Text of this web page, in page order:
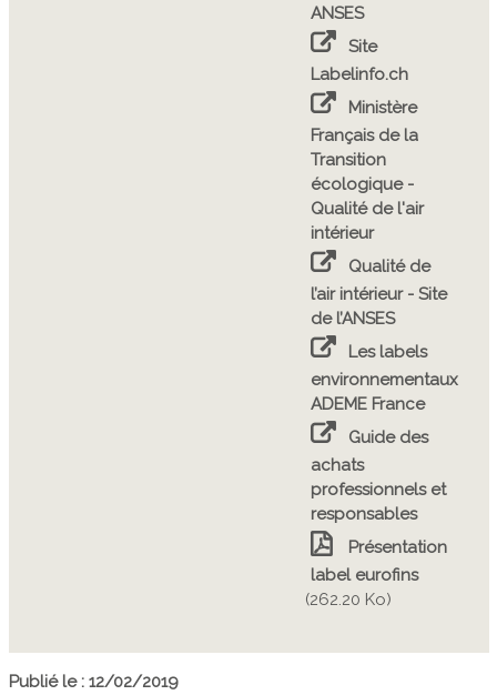
ANSES
Site
Labelinfo.ch
Ministère
Français de la
Transition
écologique -
Qualité de l'air
intérieur
Qualité de
l’air intérieur - Site
de l’ANSES
Les labels
environnementaux
ADEME France
Guide des
achats
professionnels et
responsables
Présentation
label eurofins
(262.20 Ko)
Publié le : 12/02/2019